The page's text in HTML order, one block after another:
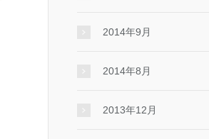
2014年9月
2014年8月
2013年12月